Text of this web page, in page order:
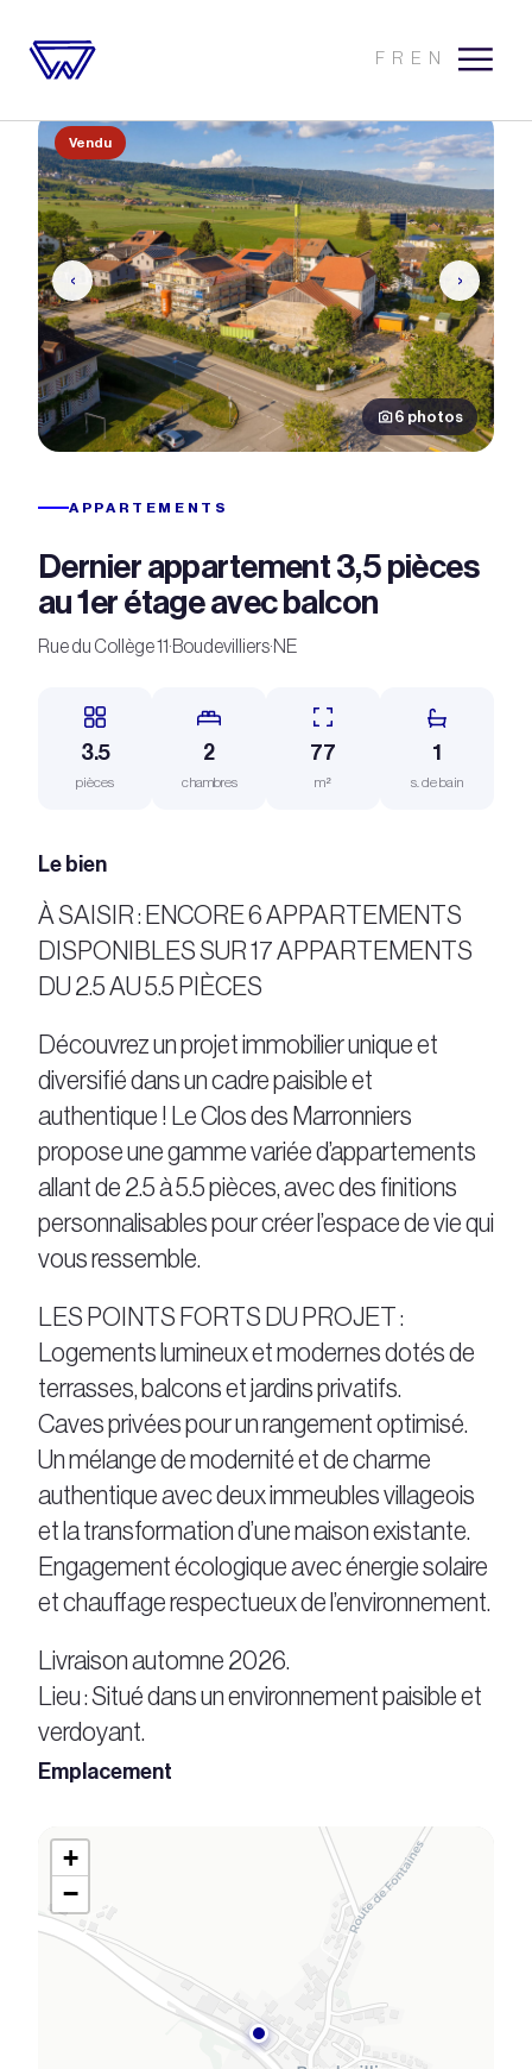
FR EN
Vendu
‹ ›
6 photos
APPARTEMENTS
Dernier appartement 3,5 pièces
au 1er étage avec balcon
Rue du Collège 11·Boudevilliers·NE
3.5
pièces
2
chambres
77
m²
1
s. de bain
Le bien
À SAISIR : ENCORE 6 APPARTEMENTS
DISPONIBLES SUR 17 APPARTEMENTS
DU 2.5 AU 5.5 PIÈCES
Découvrez un projet immobilier unique et
diversifié dans un cadre paisible et
authentique ! Le Clos des Marronniers
propose une gamme variée d’appartements
allant de 2.5 à 5.5 pièces, avec des finitions
personnalisables pour créer l’espace de vie qui
vous ressemble.
LES POINTS FORTS DU PROJET :
Logements lumineux et modernes dotés de
terrasses, balcons et jardins privatifs.
Caves privées pour un rangement optimisé.
Un mélange de modernité et de charme
authentique avec deux immeubles villageois
et la transformation d’une maison existante.
Engagement écologique avec énergie solaire
et chauffage respectueux de l’environnement.
Livraison automne 2026.
Lieu : Situé dans un environnement paisible et
verdoyant.
Emplacement
+
−